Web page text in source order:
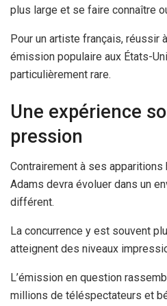
plus large et se faire connaître
Pour un artiste français, réussir
émission populaire aux États-
particulièrement rare.
Une expérience
pression
Contrairement à ses apparitions
Adams devra évoluer dans un
différent.
La concurrence y est souvent
atteignent des niveaux
L’émission en question
millions de téléspectateurs et